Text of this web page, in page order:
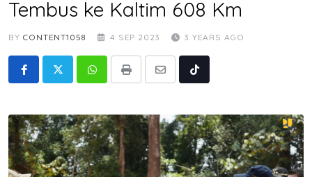
Tembus ke Kaltim 608 Km
BY CONTENT1058 4 SEP 2023 3 YEARS AGO
WhatsappPrint
Share
Tiktok